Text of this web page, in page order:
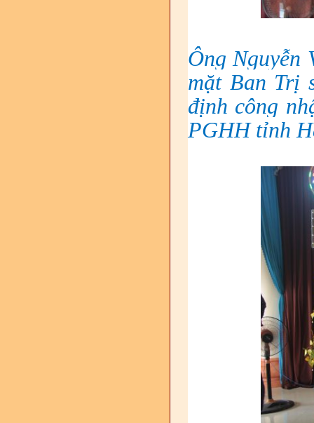
Ông Nguyễn
mặt Ban Trị
định công
PGHH tỉnh